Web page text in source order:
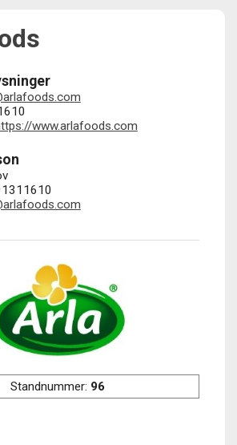
www.arlafoods.com
Standnummer: 96